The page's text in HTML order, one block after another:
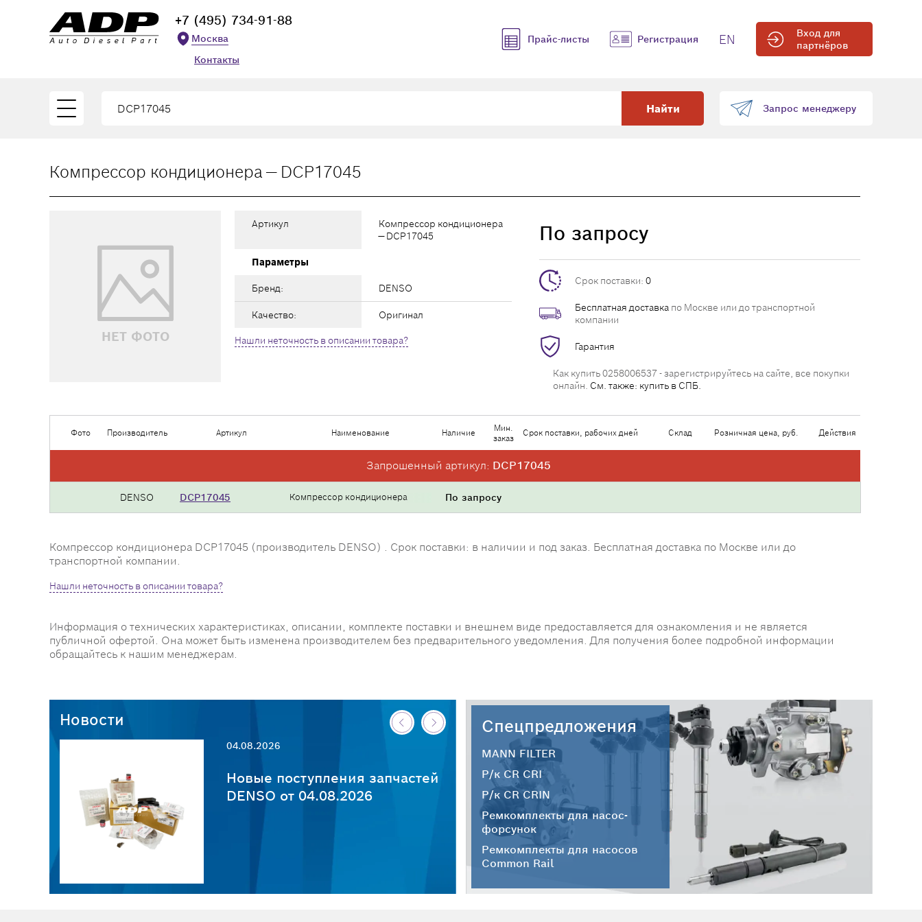
+7 (495) 734-91-88
Москва
Контакты
Прайс-листы Регистрация EN
Вход для
партнёров
Найти Запрос менеджеру
Компрессор кондиционера — DCP17045
НЕТ ФОТО
Артикул
Компрессор кондиционера
— DCP17045
Параметры
Бренд: DENSO
Качество: Оригинал
Нашли неточность в описании товара?
По запросу
Срок поставки: 0
Бесплатная доставка по Москве или до транспортной
компании
Гарантия
Как купить 0258006537 - зарегистрируйтесь на сайте, все покупки
онлайн. См. также: купить в СПБ.
Фото Производитель Артикул Наименование Наличие
Мин.
заказ
Срок поставки, рабочих дней Склад Розничная цена, руб. Действия
Запрошенный артикул: DCP17045
DENSO DCP17045 Компрессор кондиционера По запросу
Компрессор кондиционера DCP17045 (производитель DENSO) . Срок поставки: в наличии и под заказ. Бесплатная доставка по Москве или до
транспортной компании.
Нашли неточность в описании товара?
Информация о технических характеристиках, описании, комплекте поставки и внешнем виде предоставляется для ознакомления и не является
публичной офертой. Она может быть изменена производителем без предварительного уведомления. Для получения более подробной информации
обращайтесь к нашим менеджерам.
Новости
04.08.2026
Новые поступления запчастей
DENSO от 04.08.2026
30.07.2026
Новые поступления запчастей
HC-CARGO от 30.07.2026
Спецпредложения
MANN FILTER
Р/к CR CRI
Р/к CR CRIN
Ремкомплекты для насос-
форсунок
Ремкомплекты для насосов
Common Rail